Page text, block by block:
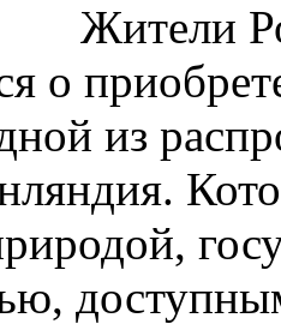
Жители
о
из